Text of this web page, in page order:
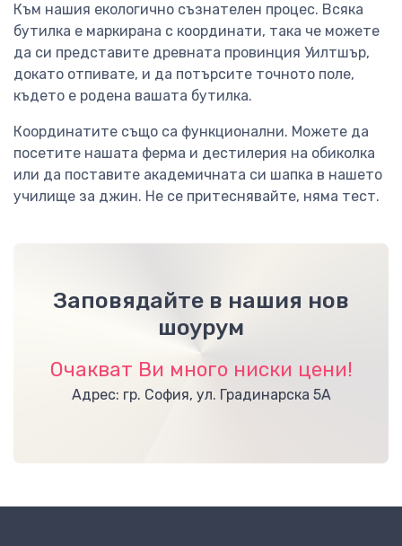
Към нашия екологично съзнателен процес. Всяка
бутилка е маркирана с координати, така че можете
да си представите древната провинция Уилтшър,
докато отпивате, и да потърсите точното поле,
където е родена вашата бутилка.
Координатите също са функционални. Можете да
посетите нашата ферма и дестилерия на обиколка
или да поставите академичната си шапка в нашето
училище за джин. Не се притеснявайте, няма тест.
Заповядайте в нашия нов
шоурум
Очакват Ви много ниски цени!
Адрес: гр. София, ул. Градинарска 5А